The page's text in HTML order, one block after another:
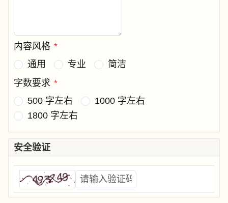
内容风格 *
通用
专业
简洁
字数要求 *
500 字左右
1000 字左右
1800 字左右
安全验证